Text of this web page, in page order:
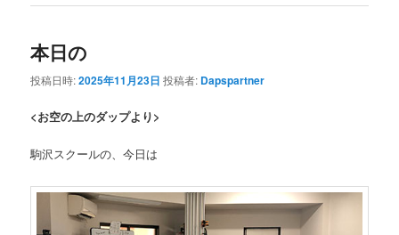
本日の
投稿日時:2025年11月23日 投稿者: Dapspartner
<お空の上のダップより>
駒沢スクールの、今日は